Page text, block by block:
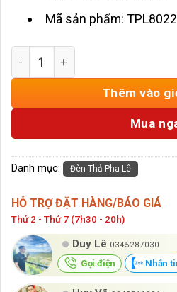
Mã sản phẩm:
Thêm vào
Mua
Danh mục: Đèn Thả Pha Lê
HỖ TRỢ ĐẶT HÀNG/BÁO GIÁ
Thứ 2 - Thứ 7 (7h30 - 20h)
Duy Lê 0345287030
Gọi điện Nhắn